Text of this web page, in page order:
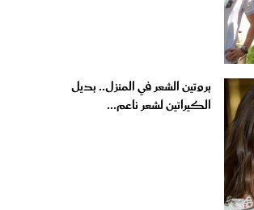
بروتين الشعر في المنزل.. بديل
الكيراتين لشعر ناعم...